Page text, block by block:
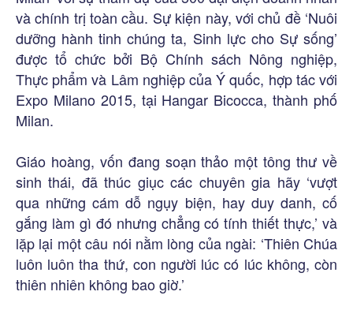
và chính trị toàn cầu. Sự kiện này, với chủ đề ‘Nuôi
dưỡng hành tinh chúng ta, Sinh lực cho Sự sống’
được tổ chức bởi Bộ Chính sách Nông nghiệp,
Thực phẩm và Lâm nghiệp của Ý quốc, hợp tác với
Expo Milano 2015, tại Hangar Bicocca, thành phố
Milan.
Giáo hoàng, vốn đang soạn thảo một tông thư về
sinh thái, đã thúc giục các chuyên gia hãy ‘vượt
qua những cám dỗ ngụy biện, hay duy danh, cố
gắng làm gì đó nhưng chẳng có tính thiết thực,’ và
lặp lại một câu nói nằm lòng của ngài: ‘Thiên Chúa
luôn luôn tha thứ, con người lúc có lúc không, còn
thiên nhiên không bao giờ.’